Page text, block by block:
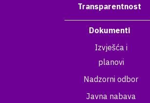
Transparentnost
Dokumenti
Izvješća i
planovi
Nadzorni odbor
Javna nabava